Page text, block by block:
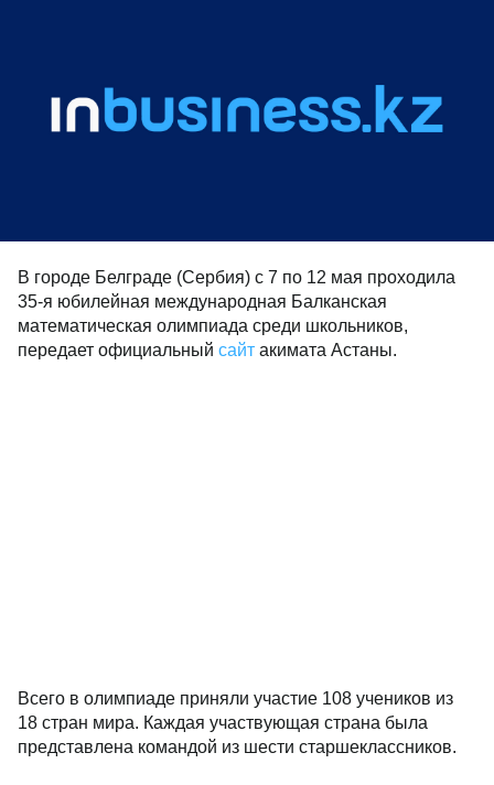
В городе Белграде (Сербия) с 7 по 12 мая проходила
35-я юбилейная международная Балканская
математическая олимпиада среди школьников,
передает официальный сайт акимата Астаны.
Всего в олимпиаде приняли участие 108 учеников из
18 стран мира. Каждая участвующая страна была
представлена командой из шести старшеклассников.